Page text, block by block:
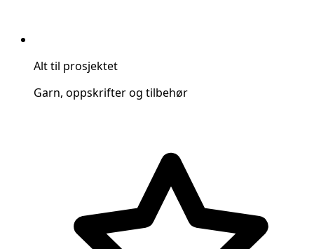
Alt til prosjektet
Garn, oppskrifter og tilbehør